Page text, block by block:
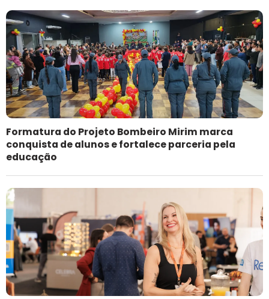
Formatura do Projeto Bombeiro Mirim marca
conquista de alunos e fortalece parceria pela
educação